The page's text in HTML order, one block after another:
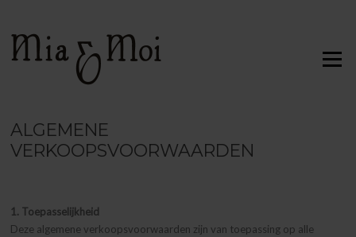
inhoud
Menu
ALGEMENE
VERKOOPSVOORWAARDEN
1. Toepasselijkheid
Deze algemene verkoopsvoorwaarden zijn van toepassing op alle